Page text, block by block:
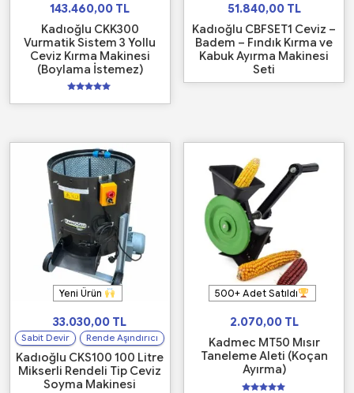
143.460,00 TL
Kadıoğlu CKK300
Vurmatik Sistem 3 Yollu
Ceviz Kırma Makinesi
(Boylama İstemez)
üzerinden
51.840,00 TL
Kadıoğlu CBFSET1 Ceviz –
Badem – Fındık Kırma ve
Kabuk Ayırma Makinesi
Seti
Yeni Ürün
33.030,00 TL
Sabit Devir Rende Aşındırıcı
Kadıoğlu CKS100 100 Litre
Mikserli Rendeli Tip Ceviz
Soyma Makinesi
500+ Adet Satıldı
2.070,00 TL
Kadmec MT50 Mısır
Taneleme Aleti (Koçan
Ayırma)